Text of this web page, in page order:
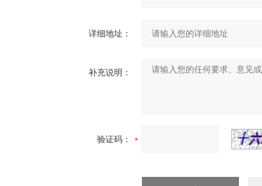
详细地址：
补充说明：
验证码：